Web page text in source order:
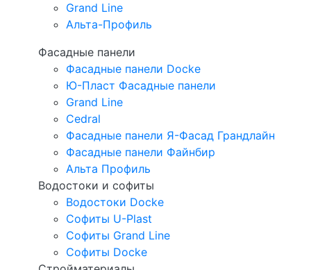
Grand Line
Альта-Профиль
Фасадные панели
Фасадные панели Docke
Ю-Пласт Фасадные панели
Grand Line
Cedral
Фасадные панели Я-Фасад Грандлайн
Фасадные панели Файнбир
Альта Профиль
Водостоки и софиты
Водостоки Docke
Софиты U-Plast
Софиты Grand Line
Софиты Docke